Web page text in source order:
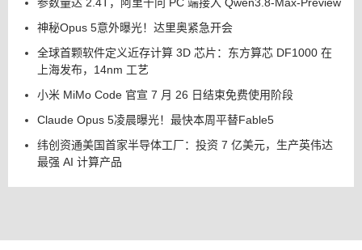
神秘Opus 5意外曝光！达里奥紧急开会
全球首颗软件定义近存计算 3D 芯片：东方算芯 DF1000 在
上海发布，14nm 工艺
小米 MiMo Code 官宣 7 月 26 日结束免费使用阶段
Claude Opus 5凌晨曝光！最快本周平替Fable5
纬创资通美国首家半导体工厂：投资 7 亿美元，生产英伟达
最强 AI 计算产品